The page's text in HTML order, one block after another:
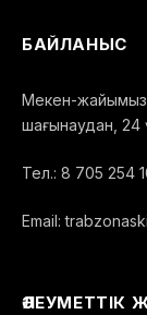
БАЙЛАНЫС
Мекен-
шағынаудан, 24
Тел.: 8 705 254
Email:
ӘЛЕУМЕТТІК